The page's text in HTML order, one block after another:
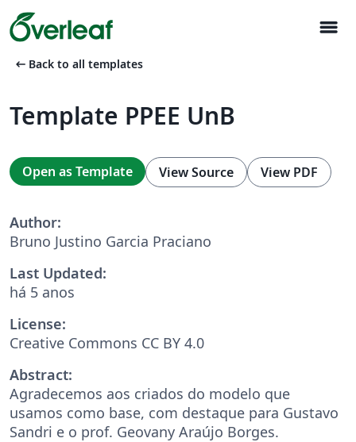
menu
arrow_left_alt Back to all templates
Template PPEE UnB
Open as Template View Source View PDF
Author:
Bruno Justino Garcia Praciano
Last Updated:
há 5 anos
License:
Creative Commons CC BY 4.0
Abstract:
Agradecemos aos criados do modelo que
usamos como base, com destaque para Gustavo
Sandri e o prof. Geovany Araújo Borges.